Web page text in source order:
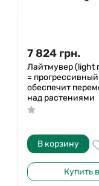
7 824 грн.
Лайтмувер (light
=
обеспечит
над растениями
В корзину
Купить